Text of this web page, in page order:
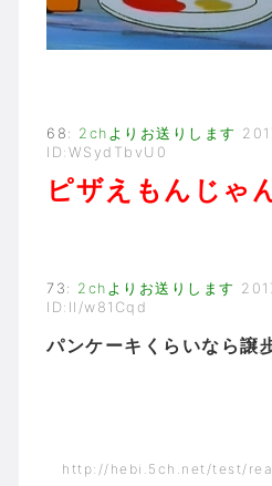
68 : 2chよりお送りします
ID:WSydTbvU0
ピザえもんじゃ
73 : 2chよりお送りします
ID:Il/w81Cqd
パンケーキくらいなら譲
http://hebi.5ch.net/test/